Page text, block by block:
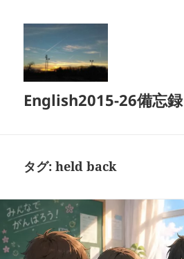
English2015-26備忘録
タグ:held back